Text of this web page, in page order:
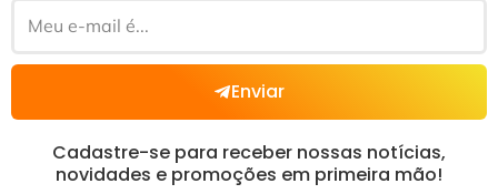
Enviar
Cadastre-se para receber nossas notícias,
novidades e promoções em primeira mão!